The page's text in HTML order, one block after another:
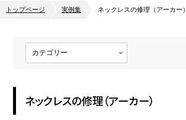
トップページ 実例集 ネックレスの修理（アーカー）
ネックレスの修理（アーカー）